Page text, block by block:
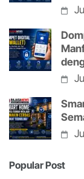
Popular Post